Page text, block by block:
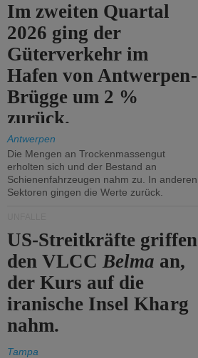
Im zweiten Quartal
2026 ging der
Güterverkehr im
Hafen von Antwerpen-
Brügge um 2 %
zurück.
Antwerpen
Die Mengen an Trockenmassengut
erholten sich und der Bestand an
Schienenfahrzeugen nahm zu. In anderen
Sektoren gingen die Werte zurück.
US-Streitkräfte griffen
den VLCCBelma an,
der Kurs auf die
iranische Insel Kharg
nahm.
Tampa